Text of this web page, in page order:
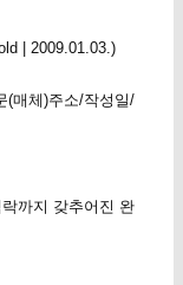
| 2009.01.03.)
(매체)주소/작성일/
까지 갖추어진 완